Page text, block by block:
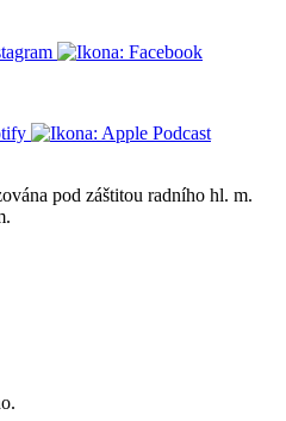
pod záštitou radního hl. m.